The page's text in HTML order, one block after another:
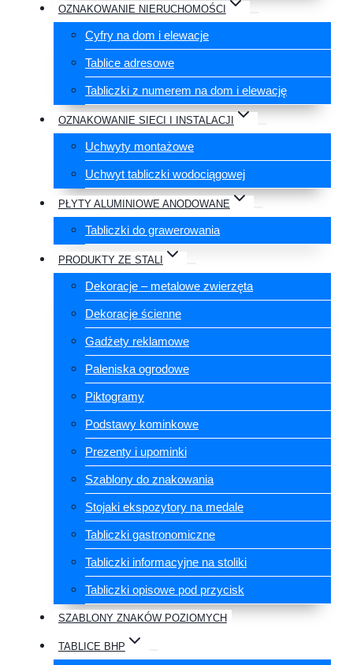
OZNAKOWANIE NIERUCHOMOŚCI
Cyfry na dom i elewacje
Tablice adresowe
Tabliczki z numerem na dom i elewację
OZNAKOWANIE SIECI I INSTALACJI
Uchwyty montażowe
Uchwyt tabliczki wodociągowej
PŁYTY ALUMINIOWE ANODOWANE
Tabliczki do grawerowania
PRODUKTY ZE STALI
Dekoracje – metalowe zwierzęta
Dekoracje ścienne
Gadżety reklamowe
Paleniska ogrodowe
Piktogramy
Podstawy kominkowe
Prezenty i upominki
Szablony do znakowania
Stojaki ekspozytory na medale
Tabliczki gastronomiczne
Tabliczki informacyjne na stoliki
Tabliczki opisowe pod przycisk
SZABLONY ZNAKÓW POZIOMYCH
TABLICE BHP